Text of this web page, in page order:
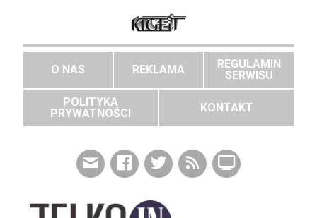
O NAS REKLAMA
REGULAMIN
SERWISU
POLITYKA
PRYWATNOŚCI
KONTAKT